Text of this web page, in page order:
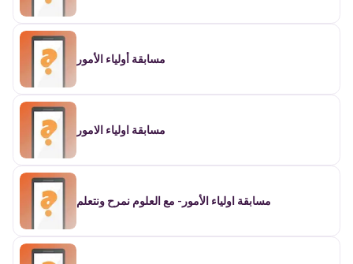
مسابقة أولياء الأمور
مسابقة اولياء الامور
مسابقة اولياء الأمور- مع العلوم نمرح ونتعلم